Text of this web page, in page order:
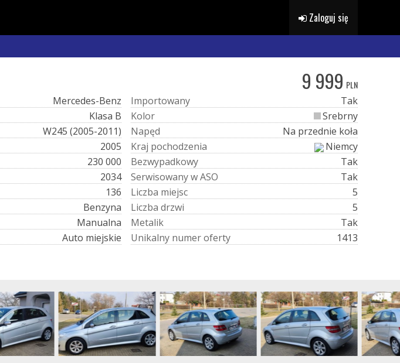
Zaloguj się
9 999 PLN
Mercedes-Benz
Klasa B
W245 (2005-2011)
2005
230 000
2034
136
Benzyna
Manualna
Auto miejskie
Importowany
Tak
Kolor
Srebrny
Napęd
Na przednie koła
Kraj pochodzenia
Niemcy
Bezwypadkowy
Tak
SerwisowanywASO
Tak
Liczba miejsc
5
Liczba drzwi
5
Metalik
Tak
Unikalny numeroferty 1413